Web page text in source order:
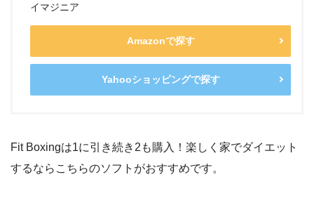
イマジニア
Amazonで探す
Yahooショッピングで探す
Fit Boxingは1に引き続き2も購入！楽しく家でダイエット
するならこちらのソフトがおすすめです。